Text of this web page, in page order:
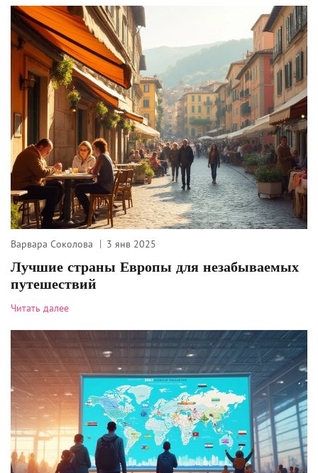
Варвара Соколова 3 янв 2025
Лучшие страны Европы для незабываемых
путешествий
Читать далее